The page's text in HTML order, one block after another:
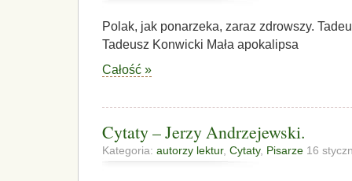
Polak, jak ponarzeka, zaraz zdrowszy.
Tadeusz Konwicki Mała apokalipsa
Całość »
Cytaty – Jerzy Andrzejewski.
Kategoria: autorzy lektur, Cytaty, Pisarze 16